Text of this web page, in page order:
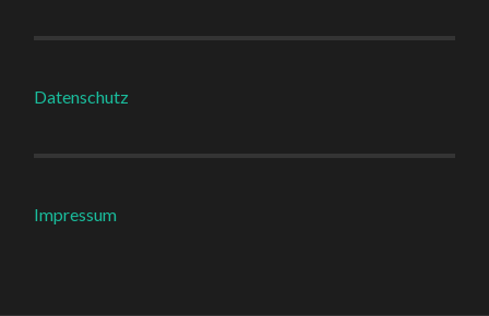
Datenschutz
Impressum